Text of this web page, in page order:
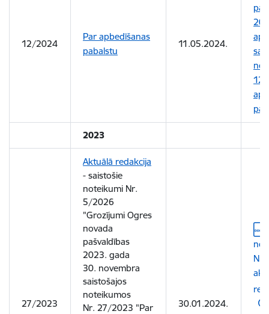
12/2024
Par apbedīšanas
pabalstu
11.05.2024.
12/
2023
27/2023
Aktuālā redakcija
- saistošie
noteikumi Nr.
5/2026
"Grozījumi Ogres
novada
pašvaldības
2023. gada
30. novembra
saistošajos
noteikumos
Nr. 27/2023 "Par
30.01.2024.